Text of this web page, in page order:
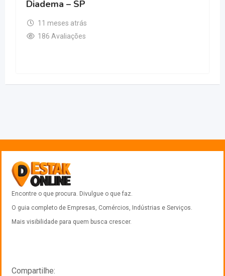
Diadema – SP
11 meses atrás
186 Avaliações
Encontre o que procura. Divulgue o que faz.
O guia completo de Empresas, Comércios, Indústrias e Serviços.
Mais visibilidade para quem busca crescer.
Compartilhe: